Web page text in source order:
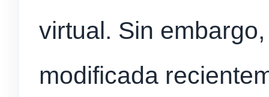
virtual. Sin
modificada